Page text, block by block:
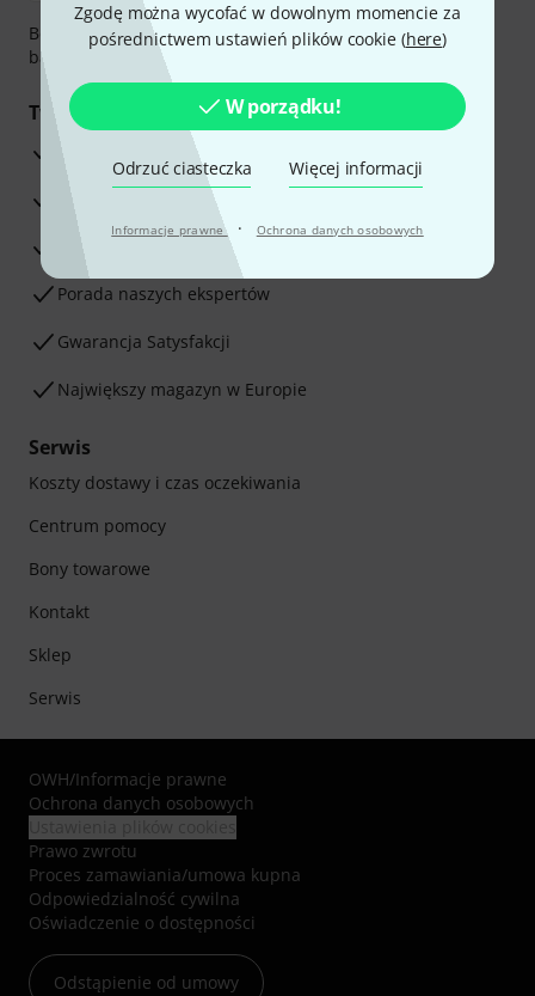
Zgodę można wycofać w dowolnym momencie za
pośrednictwem ustawień plików cookie (here)
W porządku!
Odrzuć ciasteczka Więcej informacji
Informacje prawne · Ochrona danych osobowych
Bezpieczna płatność przez Za pobraniem, Przelew
bankowy, PayPal, Blik lub Karta kredytowa.
Twoje korzyści
3-letnia Gwarancja Thomann
30-dniowa gwarancja zwrotu pieniędzy
Porada naszych ekspertów
Gwarancja Satysfakcji
Największy magazyn w Europie
Serwis
Koszty dostawy i czas oczekiwania
Centrum pomocy
Bony towarowe
Kontakt
Sklep
Serwis
OWH/Informacje prawne
Ochrona danych osobowych
Prawo zwrotu
Proces zamawiania/umowa kupna
Odpowiedzialność cywilna
Oświadczenie o dostępności
Odstąpienie od umowy